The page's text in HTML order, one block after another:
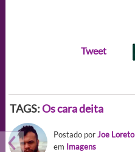
Tweet
TAGS:Os cara deita
Postado porJoe Loreto
em Imagens